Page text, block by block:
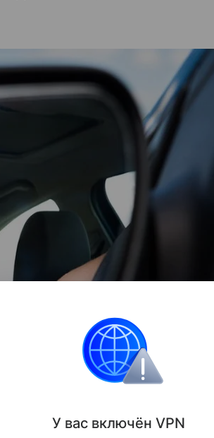
У вас включён VPN